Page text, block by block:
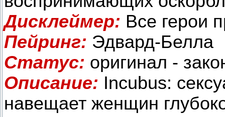
Дисклеймер: Все герои
Пейринг: Эдвард-Белла
Статус: оригинал -
Описание: Incubus:
навещает женщин